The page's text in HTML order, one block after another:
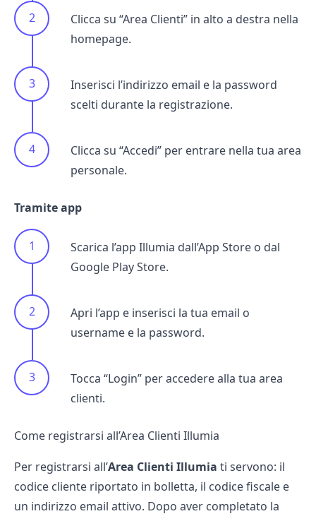
Clicca su “Area Clienti” in alto a destra nella
homepage.
Inserisci l’indirizzo email e la password
scelti durante la registrazione.
Clicca su “Accedi” per entrare nella tua area
personale.
Tramite app
Scarica l’app Illumia dall’App Store o dal
Google Play Store.
Apri l’app e inserisci la tua email o
username e la password.
Tocca “Login” per accedere alla tua area
clienti.
Come registrarsi all’Area Clienti Illumia
Per registrarsi all’Area Clienti Illumia ti servono: il
codice cliente riportato in bolletta, il codice fiscale e
un indirizzo email attivo. Dopo aver completato la